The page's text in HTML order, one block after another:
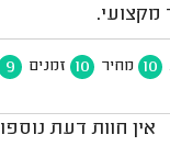
מקצועי.
10 מחיר 10 זמנים 9
אין חוות דעת